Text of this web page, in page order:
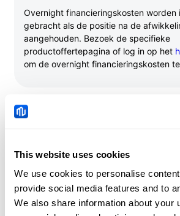
This website uses cookies
We use cookies to personalise
provide social media features and to
We also share information about your
Overnight financieringskosten worden
gebracht als de positie na de
aangehouden. Bezoek de specifieke
productoffertepagina of log in op het
om de overnight financieringskosten
Inactiviteitskosten
Een Inactieve account is een account
fondsen, waarop gedurende meer dan
geen handelsactiviteit of open